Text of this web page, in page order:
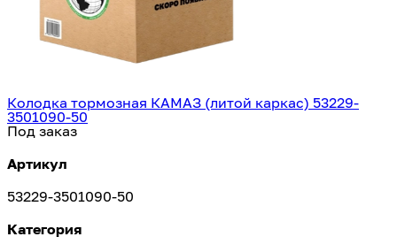
Колодка тормозная КАМАЗ (литой каркас) 53229-
3501090-50
Под заказ
Артикул
53229-3501090-50
Категория